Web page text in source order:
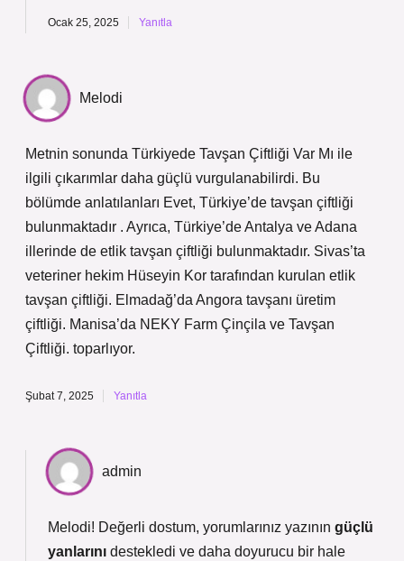
Ocak 25, 2025 Yanıtla
Melodi
Metnin sonunda Türkiyede Tavşan Çiftliği Var Mı ile
ilgili çıkarımlar daha güçlü vurgulanabilirdi. Bu
bölümde anlatılanları Evet, Türkiye’de tavşan çiftliği
bulunmaktadır . Ayrıca, Türkiye’de Antalya ve Adana
illerinde de etlik tavşan çiftliği bulunmaktadır. Sivas’ta
veteriner hekim Hüseyin Kor tarafından kurulan etlik
tavşan çiftliği. Elmadağ’da Angora tavşanı üretim
çiftliği. Manisa’da NEKY Farm Çinçila ve Tavşan
Çiftliği. toparlıyor.
Şubat 7, 2025 Yanıtla
admin
Melodi! Değerli dostum, yorumlarınız yazının güçlü
yanlarını destekledi ve daha doyurucu bir hale